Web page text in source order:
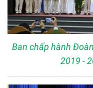
Ban chấp hành
2019 -